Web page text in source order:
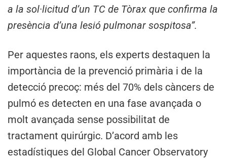
a la sol·licitud d’un TC de Tòrax que confirma la
presència d’una lesió pulmonar sospitosa”.
Per aquestes raons, els experts destaquen la
importància de la prevenció primària i de la
detecció precoç: més del 70% dels càncers de
pulmó es detecten en una fase avançada o
molt avançada sense possibilitat de
tractament quirúrgic. D’acord amb les
estadístiques del Global Cancer Observatory